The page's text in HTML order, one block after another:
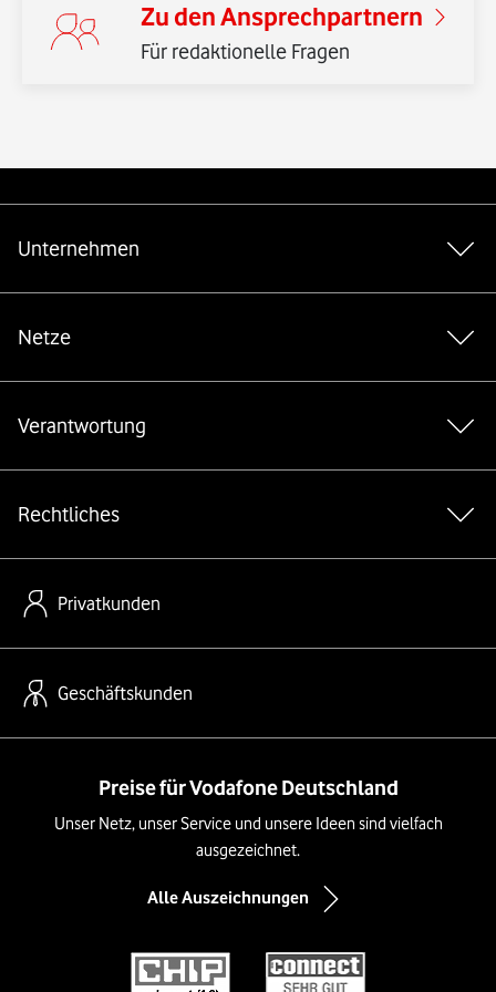
Zu den Ansprechpartnern
Für redaktionelle Fragen
Unternehmen
Netze
Verantwortung
Rechtliches
Privatkunden
Geschäftskunden
Preise für Vodafone Deutschland
Unser Netz, unser Service und unsere Ideen sind vielfach
ausgezeichnet.
Alle Auszeichnungen